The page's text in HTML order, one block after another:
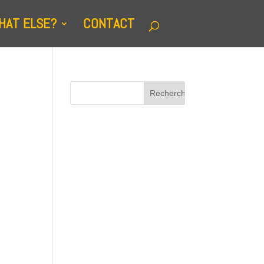
ELSE? CONTACT